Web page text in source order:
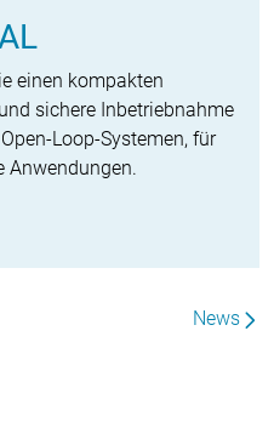
einen kompakten
sichere Inbetriebnahme
Loop-Systemen, für
Anwendungen.
News